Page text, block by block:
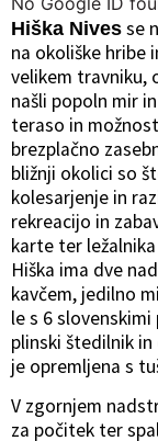
Hiška Nives se
na okoliške hribe
velikem travniku,
našli popoln mir
teraso in
brezplačno
bližnji okolici so
kolesarjenje in
rekreacijo in
karte ter
Hiška ima dve
kavčem, jedilno
le s 6
plinski štedilnik
je opremljena s
V zgornjem
za počitek ter